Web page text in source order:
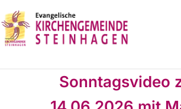
Sonntagsvideo